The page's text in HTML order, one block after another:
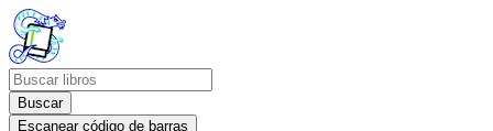
Buscar
Escanear código de barras